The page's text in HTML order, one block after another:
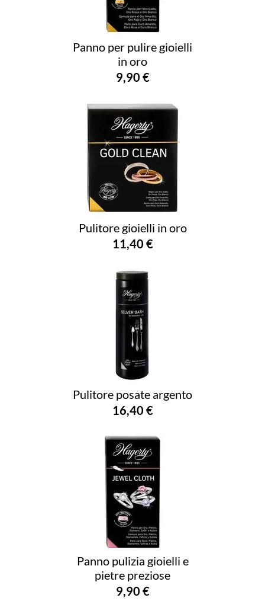
Panno per pulire gioielli
in oro
9,90 €
Pulitore gioielli in oro
11,40 €
Pulitore posate argento
16,40 €
Panno pulizia gioielli e
pietre preziose
9,90 €